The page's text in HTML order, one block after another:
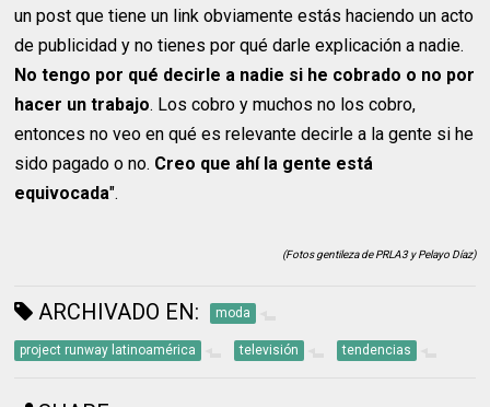
un post que tiene un link obviamente estás haciendo un acto
de publicidad y no tienes por qué darle explicación a nadie.
No tengo por qué decirle a nadie si he cobrado o no por
hacer un trabajo. Los cobro y muchos no los cobro,
entonces no veo en qué es relevante decirle a la gente si he
sido pagado o no. Creo que ahí la gente está
equivocada".
(Fotos gentileza de PRLA3 y Pelayo Díaz)
ARCHIVADO EN: moda
project runway latinoamérica televisión tendencias